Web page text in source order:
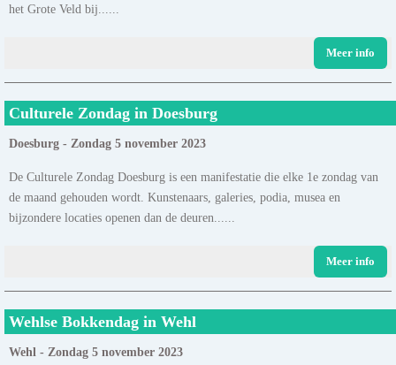
het Grote Veld bij......
Meer info
Culturele Zondag in Doesburg
Doesburg - Zondag 5 november 2023
De Culturele Zondag Doesburg is een manifestatie die elke 1e zondag van
de maand gehouden wordt. Kunstenaars, galeries, podia, musea en
bijzondere locaties openen dan de deuren......
Meer info
Wehlse Bokkendag in Wehl
Wehl - Zondag 5 november 2023